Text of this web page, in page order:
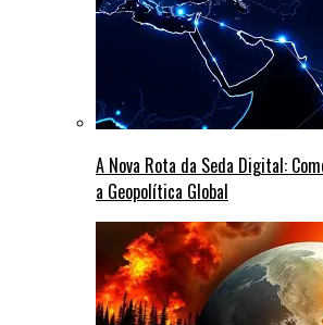
A Nova Rota da Seda Digital:
a Geopolítica Global